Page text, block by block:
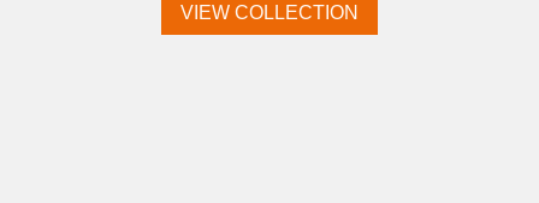
VIEW COLLECTION